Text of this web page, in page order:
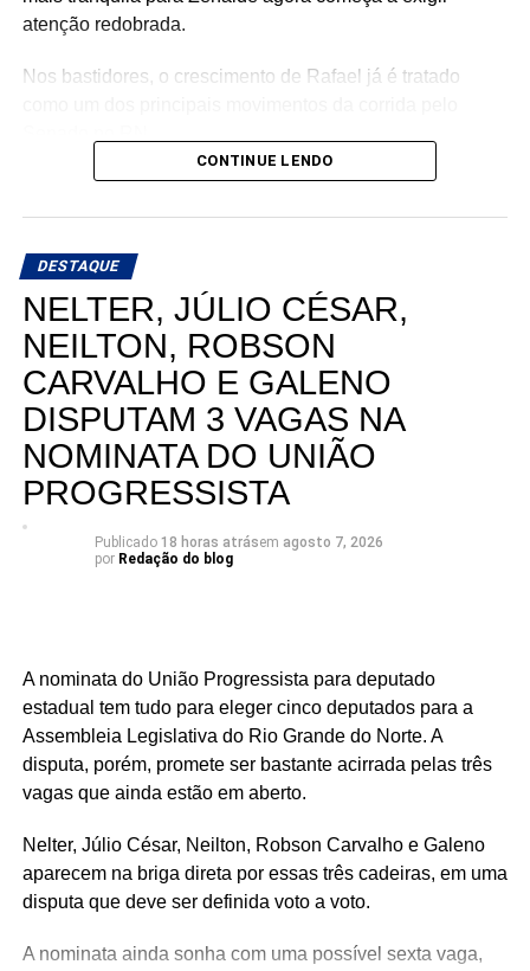
atenção redobrada.
Nos bastidores, o crescimento de Rafael já é tratado
CONTINUE LENDO
DESTAQUE
NELTER, JÚLIO CÉSAR,
NEILTON, ROBSON
CARVALHO E GALENO
DISPUTAM 3 VAGAS NA
NOMINATA DO UNIÃO
PROGRESSISTA
Publicado 18 horas atrásem agosto 7, 2026
por Redação do blog
A nominata do União Progressista para deputado
estadual tem tudo para eleger cinco deputados para a
Assembleia Legislativa do Rio Grande do Norte. A
disputa, porém, promete ser bastante acirrada pelas três
vagas que ainda estão em aberto.
Nelter, Júlio César, Neilton, Robson Carvalho e Galeno
aparecem na briga direta por essas três cadeiras, em uma
disputa que deve ser definida voto a voto.
A nominata ainda sonha com uma possível sexta vaga,